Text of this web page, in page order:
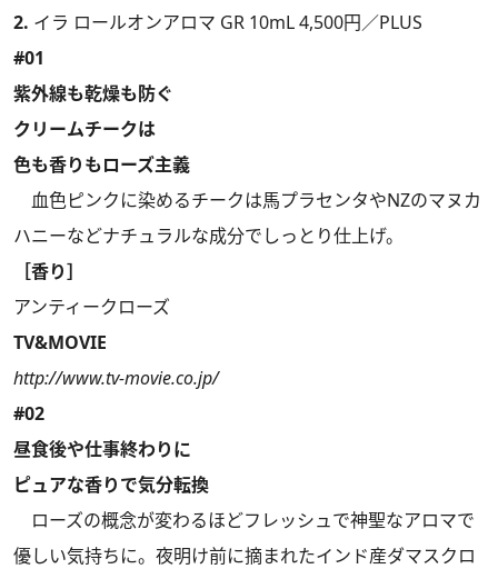
2. イラ ロールオンアロマ GR 10mL 4,500円／PLUS
#01
紫外線も乾燥も防ぐ
クリームチークは
色も香りもローズ主義
血色ピンクに染めるチークは馬プラセンタやNZのマヌカ
ハニーなどナチュラルな成分でしっとり仕上げ。
［香り］
アンティークローズ
TV&MOVIE
http://www.tv-movie.co.jp/
#02
昼食後や仕事終わりに
ピュアな香りで気分転換
ローズの概念が変わるほどフレッシュで神聖なアロマで
優しい気持ちに。夜明け前に摘まれたインド産ダマスクロ